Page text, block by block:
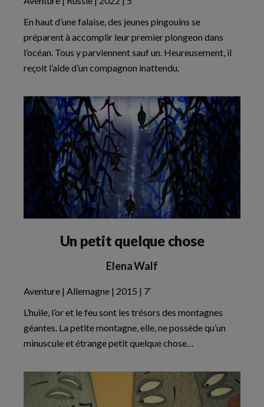
En haut d’une falaise, des jeunes pingouins se
préparent à accomplir leur premier plongeon dans
l’océan. Tous y parviennent sauf un. Heureusement, il
reçoit l’aide d’un compagnon inattendu.
Un petit quelque chose
Elena Walf
Aventure | Allemagne | 2015 | 7′
L’huile, l’or et le feu sont les trésors des montagnes
géantes. La petite montagne, elle, ne possède qu’un
minuscule et étrange petit quelque chose…